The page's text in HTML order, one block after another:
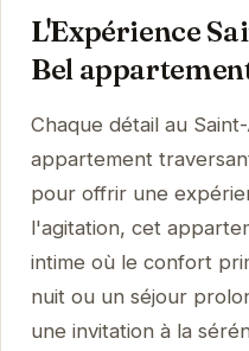
L'Expérience
Bel
Chaque détail au
appartement
pour offrir une
l'agitation, cet
intime où le confort
nuit ou un séjour
une invitation à la